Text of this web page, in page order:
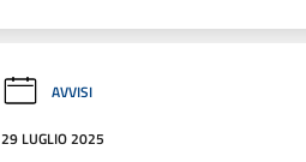
AVVISI
29 LUGLIO 2025